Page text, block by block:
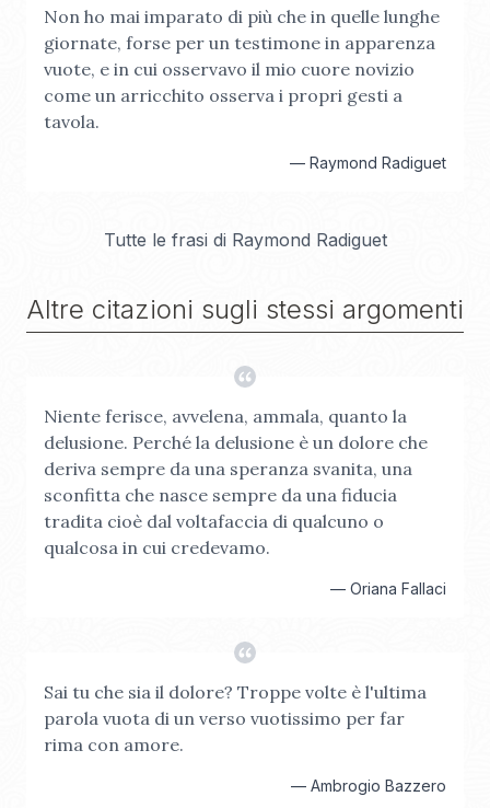
Non ho mai imparato di più che in quelle lunghe
giornate, forse per un testimone in apparenza
vuote, e in cui osservavo il mio cuore novizio
come un arricchito osserva i propri gesti a
tavola.
— Raymond Radiguet
Tutte le frasi di Raymond Radiguet
Altre citazioni sugli stessi argomenti
Niente ferisce, avvelena, ammala, quanto la
delusione. Perché la delusione è un dolore che
deriva sempre da una speranza svanita, una
sconfitta che nasce sempre da una fiducia
tradita cioè dal voltafaccia di qualcuno o
qualcosa in cui credevamo.
— Oriana Fallaci
Sai tu che sia il dolore? Troppe volte è l'ultima
parola vuota di un verso vuotissimo per far
rima con amore.
— Ambrogio Bazzero